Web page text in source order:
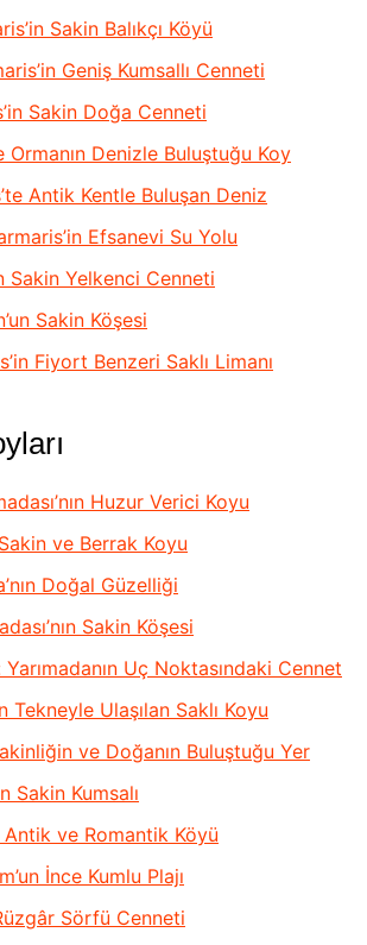
Sakin Balıkçı Köyü
Geniş Kumsallı Cenneti
Sakin Doğa Cenneti
Ormanın Denizle Buluştuğu Koy
Antik Kentle Buluşan Deniz
Efsanevi Su Yolu
Sakin Yelkenci Cenneti
Sakin Köşesi
Fiyort Benzeri Saklı Limanı
Huzur Verici Koyu
ve Berrak Koyu
Doğal Güzelliği
Sakin Köşesi
Uç Noktasındaki Cennet
Tekneyle Ulaşılan Saklı Koyu
ve Doğanın Buluştuğu Yer
Sakin Kumsalı
Antik ve Romantik Köyü
İnce Kumlu Plajı
Sörfü Cenneti